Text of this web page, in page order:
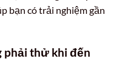
bạn có trải nghiệm gần
phải thử khi đến